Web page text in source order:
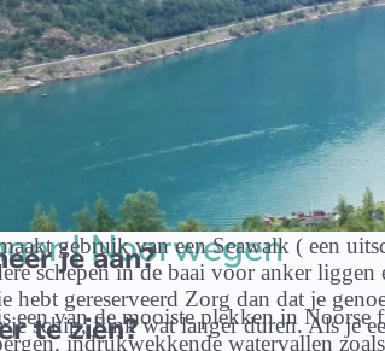
| Noorwegen
je aan?
gebruik van een Seawalk ( een
schepen in de baai voor anker
hebt gereserveerd Zorg dan dat je
je schip, flink wat langer duren. Als je
te zien?
een van de mooiste plekken in
indrukwekkende watervallen